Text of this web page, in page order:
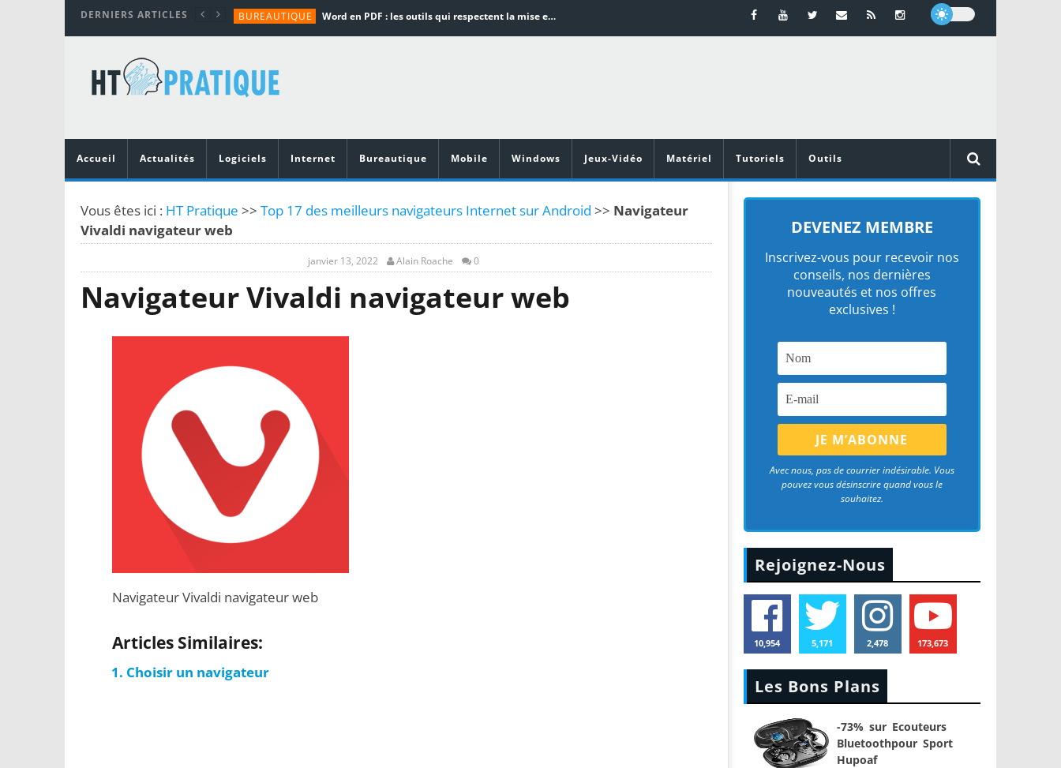
DERNIERS ARTICLES BUREAUTIQUE Word en PDF : les outils qui respectent la mise en page
TUTORIALS
MATÉRIEL
Vidéoprojecteurs Asus : Top 6 des meilleurs modèles de la marque
Accueil
Actualités Logiciels Internet Bureautique Mobile Windows Jeux-Vidéo Matériel Tutoriels Outils
Vous êtes ici : HT Pratique >> Top 17 des meilleurs navigateurs Internet sur Android >> Navigateur
Vivaldi navigateur web
janvier 13, 2022 Alain Roache 0
Navigateur Vivaldi navigateur web
Navigateur Vivaldi navigateur web
Articles Similaires:
Choisir un navigateur
DEVENEZ MEMBRE
Inscrivez-vous pour recevoir nos
conseils, nos dernières
nouveautés et nos offres
exclusives !
Avec nous, pas de courrier indésirable. Vous
pouvez vous désinscrire quand vous le
souhaitez.
Rejoignez-Nous
10,954 5,171 2,478 173,673
Les Bons Plans
-73% sur Ecouteurs
Bluetoothpour Sport
Hupoaf